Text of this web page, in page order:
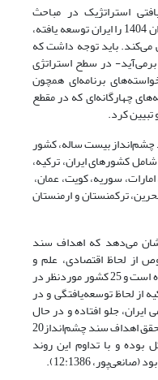
استراتژیک در مباحث
اقتصادی و برنامه‌ریزی کشور است که ایران 1404 را ایران توسعه یافته،
می‌کند. باید توجه داشت که
در سطح استراتژی
برنامه‌ای همچون
چهارگانه‌ای که در مقطع
بیست ساله، کشور
کشورهای ایران، ترکیه،
سوریه، کویت، عمان،
ترکمنستان و ارمنستان
می‌دهد که اهداف سند
از لحاظ اقتصادی، علم و
فناوری و درجه پیشرفتگی لازم، عقب مانده است و 25 کشور موردنظر در
لحاظ توسعه‌یافتگی و در
جلو افتاده و در حال
حاضرکشور ما با این روند رشد، در جهت تحقق اهداف سند چشم‌انداز20
بوده و با تداوم این روند
12:1386).